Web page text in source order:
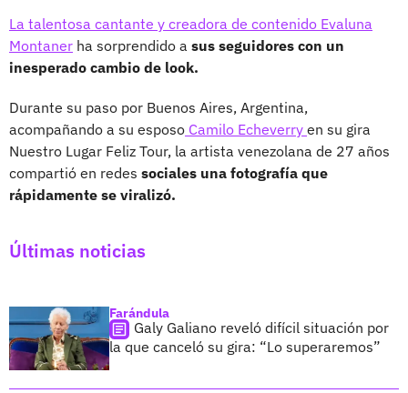
La talentosa cantante y creadora de contenido Evaluna
Montaner ha sorprendido a sus seguidores con un
inesperado cambio de look.
Durante su paso por Buenos Aires, Argentina,
acompañando a su esposo Camilo Echeverry en su gira
Nuestro Lugar Feliz Tour, la artista venezolana de 27 años
compartió en redes sociales una fotografía que
rápidamente se viralizó.
Últimas noticias
Farándula
Galy Galiano reveló difícil situación por
la que canceló su gira: “Lo superaremos”